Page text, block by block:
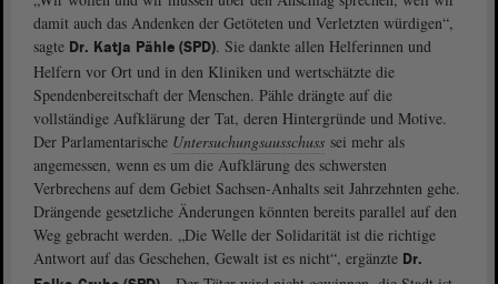
damit auch das Andenken der Getöteten und Verletzten würdigen“,
sagte Dr. Katja Pähle (SPD). Sie dankte allen Helferinnen und
Helfern vor Ort und in den Kliniken und wertschätzte die
Spendenbereitschaft der Menschen. Pähle drängte auf die
vollständige Aufklärung der Tat, deren Hintergründe und Motive.
Der Parlamentarische Untersuchungsausschuss sei mehr als
angemessen, wenn es um die Aufklärung des schwersten
Verbrechens auf dem Gebiet Sachsen-Anhalts seit Jahrzehnten gehe.
Drängende gesetzliche Änderungen könnten bereits parallel auf den
Weg gebracht werden. „Die Welle der Solidarität ist die richtige
Antwort auf das Geschehen, Gewalt ist es nicht“, ergänzte Dr.